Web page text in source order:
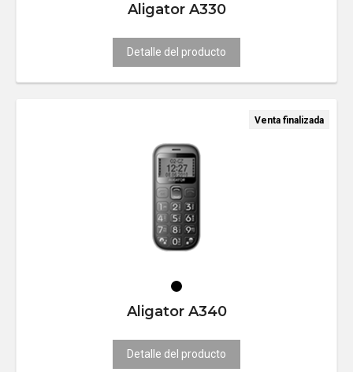
Aligator A330
Detalle del producto
Venta finalizada
Aligator A340
Detalle del producto